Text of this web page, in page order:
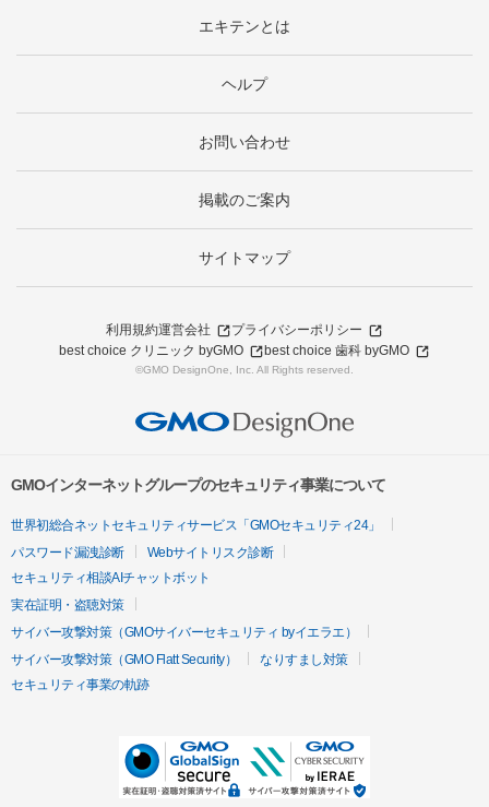
エキテンとは
ヘルプ
お問い合わせ
掲載のご案内
サイトマップ
利用規約運営会社
プライバシーポリシー
best choice クリニック byGMO
best choice 歯科 byGMO
©GMO DesignOne, Inc. All Rights reserved.
GMOインターネットグループのセキュリティ事業について
世界初総合ネットセキュリティサービス「GMOセキュリティ24」
パスワード漏洩診断
Webサイトリスク診断
セキュリティ相談AIチャットボット
実在証明・盗聴対策
サイバー攻撃対策（GMOサイバーセキュリティ byイエラエ）
サイバー攻撃対策（GMO Flatt Security）
なりすまし対策
セキュリティ事業の軌跡